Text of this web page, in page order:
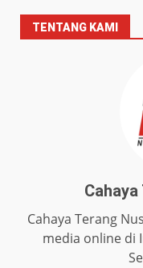
TENTANG KAMI
Cahaya Terang
media online di